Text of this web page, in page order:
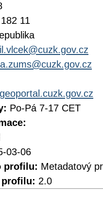
182 11
Po-Pá 7-17 CET
03-06
profilu: Metadatový
profilu: 2.0